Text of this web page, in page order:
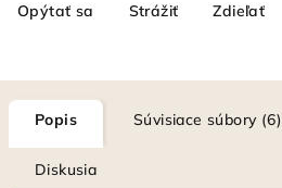
Opýtať sa Strážiť Zdieľať
Popis Súvisiace súbory (6)
Diskusia